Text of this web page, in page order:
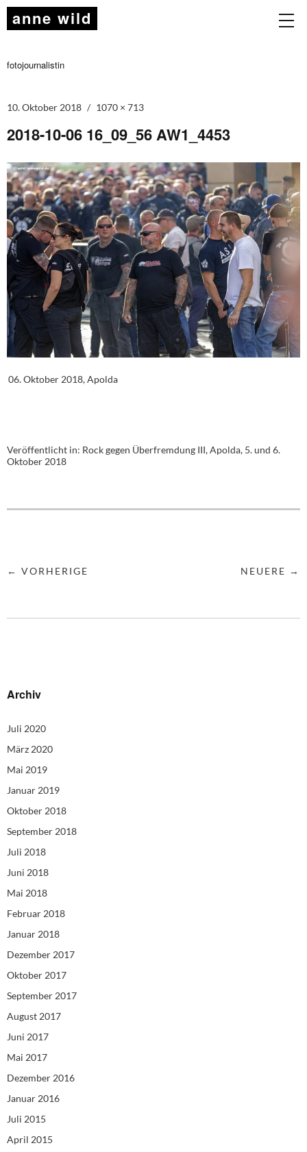
anne wild
fotojournalistin
10. Oktober 2018 1070 × 713
2018-10-06 16_09_56 AW1_4453
06. Oktober 2018, Apolda
Veröffentlicht in: Rock gegen Überfremdung III, Apolda, 5. und 6.
Oktober 2018
← VORHERIGE NEUERE →
Archiv
Juli 2020
März 2020
Mai 2019
Januar 2019
Oktober 2018
September 2018
Juli 2018
Juni 2018
Mai 2018
Februar 2018
Januar 2018
Dezember 2017
Oktober 2017
September 2017
August 2017
Juni 2017
Mai 2017
Dezember 2016
Januar 2016
Juli 2015
April 2015